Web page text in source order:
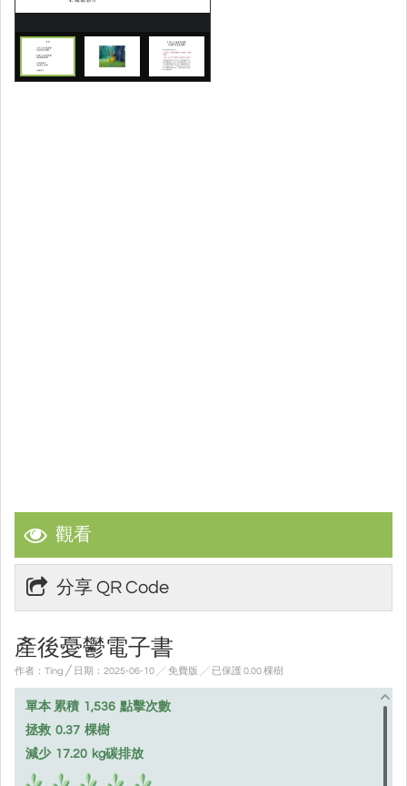
觀看
分享 QR Code
產後憂鬱電子書
作者：Ting ╱ 日期：2025-06-10 ╱ 免費版 ╱ 已保護 0.00 棵樹
單本 累積 1,536 點擊次數
拯救 0.37 棵樹
減少 17.20 kg碳排放